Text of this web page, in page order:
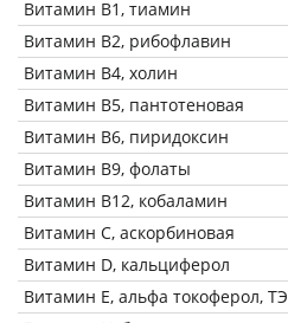
Витамин В1, тиамин
Витамин В2, рибофлавин
Витамин В4, холин
Витамин В5, пантотеновая
Витамин В6, пиридоксин
Витамин В9, фолаты
Витамин В12, кобаламин
Витамин C, аскорбиновая
Витамин D, кальциферол
Витамин Е, альфа токоферол, ТЭ